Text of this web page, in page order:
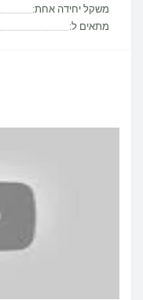
משקל יחידה אחת:
מתאים ל: